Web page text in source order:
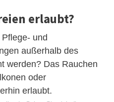
erlaubt?
und
außerhalb des
werden? Das Rauchen
oder
erlaubt.